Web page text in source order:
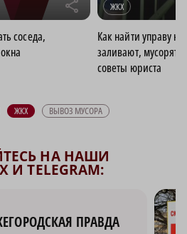
r
соседа,
ЖКХ
Как найти управу
заливают, мусорят
советы юриста
ЖКХ ВЫВОЗ МУСОРА
НА НАШИ
TELEGRAM:
ПРАВДА